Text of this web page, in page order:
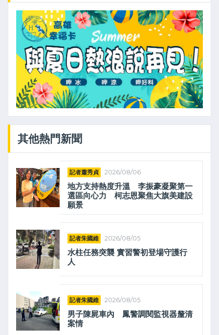
其他熱門新聞
記者蕭秀貞 2026/08/06
地方支持熱度升溫 李振豪凝聚第一
選區向心力 柯志恩聚焦大旗美建設
願景
記者朱國維 2026/08/05
水柱任務突襲 實習警初登場守護行
人
記者朱國維 2026/08/05
男子陳屍車內 鳳警調閱監視器釐清
案情